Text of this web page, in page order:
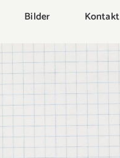
Bilder Kontakt